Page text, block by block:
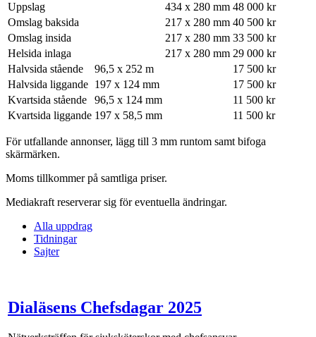
Uppslag
434 x 280 mm 48 000 kr
Omslag baksida
217 x 280 mm 40 500 kr
Omslag insida
217 x 280 mm 33 500 kr
Helsida inlaga
217 x 280 mm 29 000 kr
Halvsida stående
96,5 x 252 m
17 500 kr
Halvsida liggande 197 x 124 mm
17 500 kr
Kvartsida stående
96,5 x 124 mm
11 500 kr
Kvartsida liggande 197 x 58,5 mm 11 500 kr
För utfallande annonser, lägg till 3 mm runtom samt bifoga
skärmärken.
Moms tillkommer på samtliga priser.
Mediakraft reserverar sig för eventuella ändringar.
Alla uppdrag
Tidningar
Sajter
Dialäsens Chefsdagar 2025